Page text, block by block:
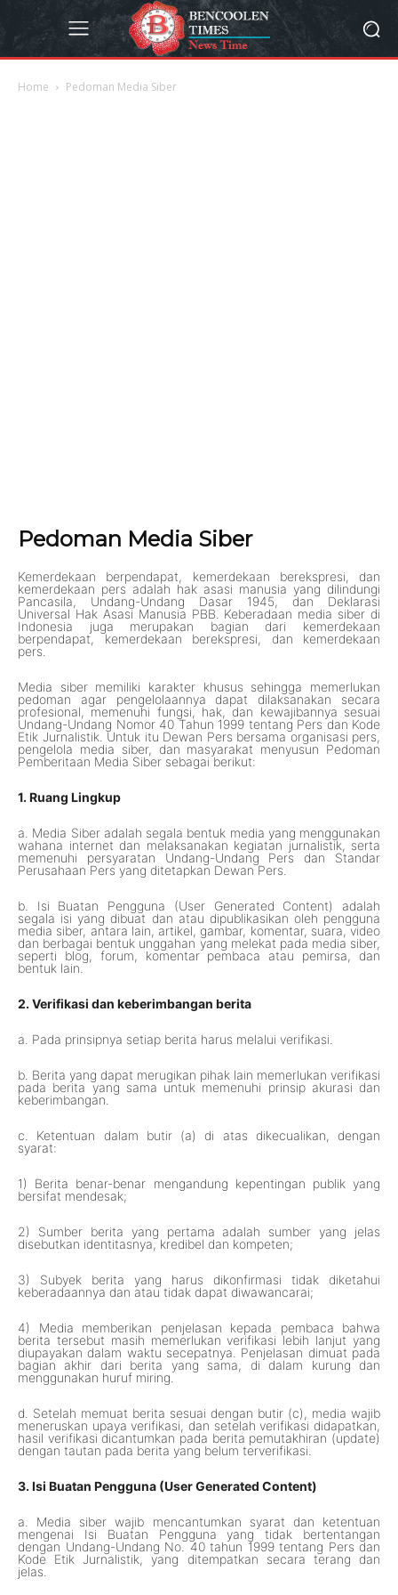
Home Pedoman Media Siber
Pedoman Media Siber
Kemerdekaan berpendapat, kemerdekaan berekspresi, dan
kemerdekaan pers adalah hak asasi manusia yang dilindungi
Pancasila, Undang-Undang Dasar 1945, dan Deklarasi
Universal Hak Asasi Manusia PBB. Keberadaan media siber di
Indonesia juga merupakan bagian dari kemerdekaan
berpendapat, kemerdekaan berekspresi, dan kemerdekaan
pers.
Media siber memiliki karakter khusus sehingga memerlukan
pedoman agar pengelolaannya dapat dilaksanakan secara
profesional, memenuhi fungsi, hak, dan kewajibannya sesuai
Undang-Undang Nomor 40 Tahun 1999 tentang Pers dan Kode
Etik Jurnalistik. Untuk itu Dewan Pers bersama organisasi pers,
pengelola media siber, dan masyarakat menyusun Pedoman
Pemberitaan Media Siber sebagai berikut:
1. Ruang Lingkup
a. Media Siber adalah segala bentuk media yang menggunakan
wahana internet dan melaksanakan kegiatan jurnalistik, serta
memenuhi persyaratan Undang-Undang Pers dan Standar
Perusahaan Pers yang ditetapkan Dewan Pers.
b. Isi Buatan Pengguna (User Generated Content) adalah
segala isi yang dibuat dan atau dipublikasikan oleh pengguna
media siber, antara lain, artikel, gambar, komentar, suara, video
dan berbagai bentuk unggahan yang melekat pada media siber,
seperti blog, forum, komentar pembaca atau pemirsa, dan
bentuk lain.
2. Verifikasi dan keberimbangan berita
a. Pada prinsipnya setiap berita harus melalui verifikasi.
b. Berita yang dapat merugikan pihak lain memerlukan verifikasi
pada berita yang sama untuk memenuhi prinsip akurasi dan
keberimbangan.
c. Ketentuan dalam butir (a) di atas dikecualikan, dengan
syarat:
1) Berita benar-benar mengandung kepentingan publik yang
bersifat mendesak;
2) Sumber berita yang pertama adalah sumber yang jelas
disebutkan identitasnya, kredibel dan kompeten;
3) Subyek berita yang harus dikonfirmasi tidak diketahui
keberadaannya dan atau tidak dapat diwawancarai;
4) Media memberikan penjelasan kepada pembaca bahwa
berita tersebut masih memerlukan verifikasi lebih lanjut yang
diupayakan dalam waktu secepatnya. Penjelasan dimuat pada
bagian akhir dari berita yang sama, di dalam kurung dan
menggunakan huruf miring.
d. Setelah memuat berita sesuai dengan butir (c), media wajib
meneruskan upaya verifikasi, dan setelah verifikasi didapatkan,
hasil verifikasi dicantumkan pada berita pemutakhiran (update)
dengan tautan pada berita yang belum terverifikasi.
3. Isi Buatan Pengguna (User Generated Content)
a. Media siber wajib mencantumkan syarat dan ketentuan
mengenai Isi Buatan Pengguna yang tidak bertentangan
dengan Undang-Undang No. 40 tahun 1999 tentang Pers dan
Kode Etik Jurnalistik, yang ditempatkan secara terang dan
jelas.